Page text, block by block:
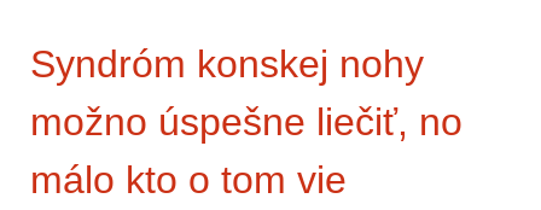
Syndróm konskej nohy
možno úspešne liečiť, no
málo kto o tom vie